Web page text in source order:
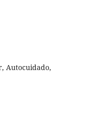
Autocuidado,